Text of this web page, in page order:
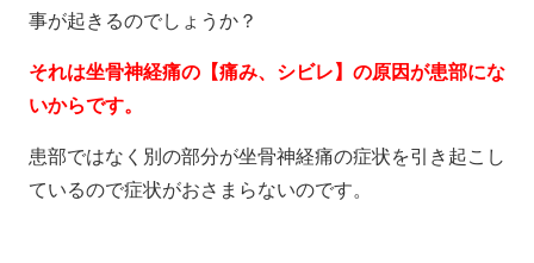
事が起きるのでしょうか？
それは坐骨神経痛の【痛み、シビレ】の原因が患部にな
いからです。
患部ではなく別の部分が坐骨神経痛の症状を引き起こし
ているので症状がおさまらないのです。